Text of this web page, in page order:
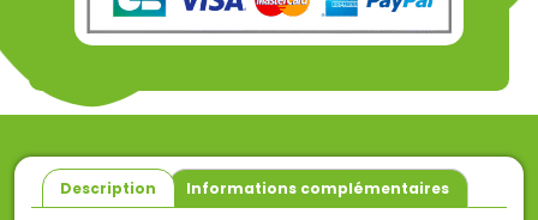
Description Informations complémentaires